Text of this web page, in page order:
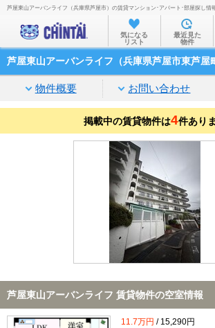
お部屋を探す
沿線・駅から
家賃相場から
通勤通学時間
物件特集から
不動産会社から
TOP
芦屋東山アーバンライフ（兵庫県芦屋市）の賃貸マンション･アパート･部屋探し情
気になる
リスト
最近見た
物件
芦屋東山アーバンライフ（兵庫県芦屋市東芦屋
物件概要 お問い合わせ
掲載中の賃貸物件は4件あり
芦屋東山アーバンライフ 賃貸物件の空室情報
11.7万円 / 15,290円